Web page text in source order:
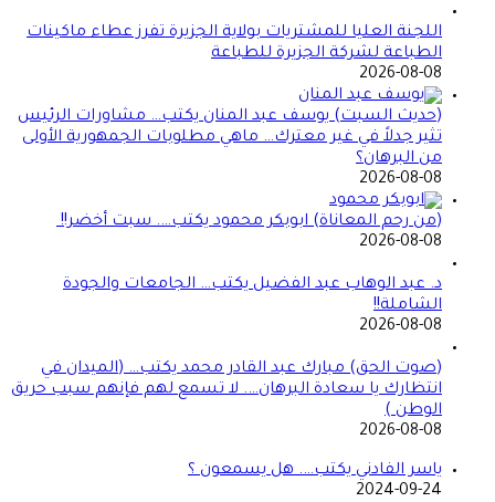
اللجنة العليا للمشتريات بولاية الجزيرة تفرز عطاء ماكينات
الطباعة لشركة الجزيرة للطباعة
2026-08-08
(حديث السبت) يوسف عبد المنان يكتب… مشاورات الرئيس
تثير جدلاً في غير معترك… ماهي مطلوبات الجمهورية الأولى
من البرهان؟
2026-08-08
(من رحم المعاناة) ابوبكر محمود يكتب…. سبت أخضر!!
2026-08-08
د. عبد الوهاب عبد الفضيل يكتب… الجامعات والجودة
الشاملة!!
2026-08-08
(صوت الحق) مبارك عبد القادر محمد يكتب… (الميدان في
انتظارك يا سعادة البرهان…. لا تسمع لهم فإنهم سبب حريق
الوطن )
2026-08-08
ياسر الفادني يكتب…. هل يسمعون ؟
2024-09-24